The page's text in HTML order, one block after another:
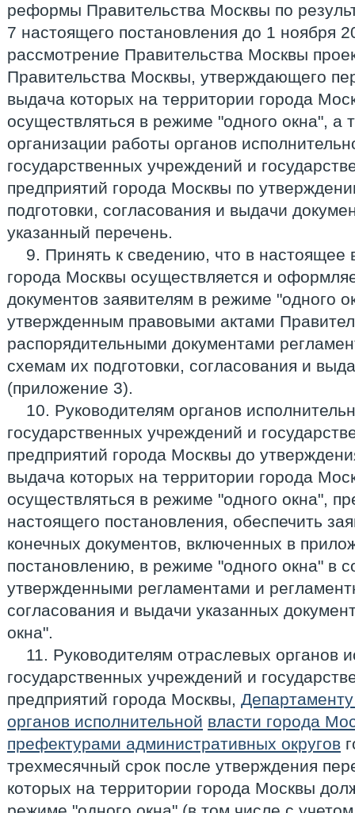
реформы Правительства Москвы по
7 настоящего постановления до 1 ноября
рассмотрение Правительства Москвы
Правительства Москвы, утверждающего
выдача которых на территории города
осуществляться в режиме "одного окна", а
организации работы органов
государственных учреждений и
предприятий города Москвы по
подготовки, согласования и выдачи
указанный перечень.
9. Принять к сведению, что в настоящее
города Москвы осуществляется и
документов заявителям в режиме "одного
утвержденным правовыми актами
распорядительными документами
схемам их подготовки, согласования и
(приложение 3).
10. Руководителям органов
государственных учреждений и
предприятий города Москвы до
выдача которых на территории города
осуществляться в режиме "одного окна",
настоящего постановления, обеспечить
конечных документов, включенных в
постановлению, в режиме "одного окна" в
утвержденными регламентами и
согласования и выдачи указанных
окна".
11. Руководителям отраслевых органов
государственных учреждений и
предприятий города Москвы,
органов исполнительной власти города
префектурами административных округов
трехмесячный срок после утверждения
которых на территории города Москвы